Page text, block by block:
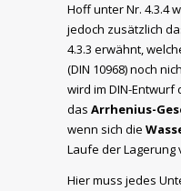
Hoff unter Nr. 4.3.4
jedoch zusätzlich
4.3.3 erwähnt,
(DIN 10968) noch
wird im DIN-
das Arrhenius-
wenn sich die
Laufe der Lagerung
Hier muss jedes